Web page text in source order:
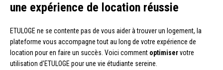
une expérience de location réussie
ETULOGE ne se contente pas de vous aider à trouver un logement, la
plateforme vous accompagne tout au long de votre expérience de
location pour en faire un succès. Voici comment optimiservotre
utilisation d’ETULOGE pour une vie étudiante sereine.